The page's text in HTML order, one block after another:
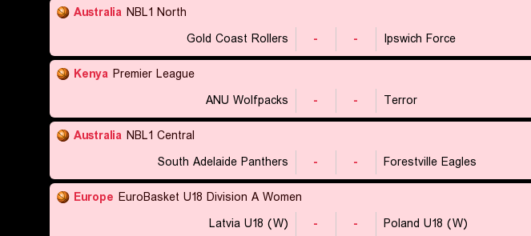
Australia NBL1 North
Gold Coast Rollers
- - Ipswich Force
Kenya Premier League
ANU Wolfpacks
- - Terror
Australia NBL1 Central
South Adelaide Panthers
- - Forestville Eagles
Europe EuroBasket U18 Division A Women
Latvia U18 (W)
- - Poland U18 (W)